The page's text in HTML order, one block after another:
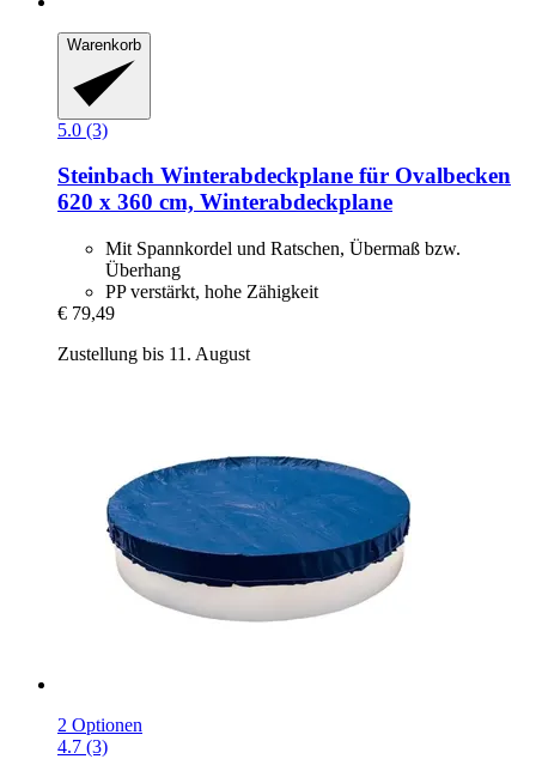
Warenkorb
5.0 (3)
Steinbach Winterabdeckplane für Ovalbecken
620 x 360 cm, Winterabdeckplane
Mit Spannkordel und Ratschen, Übermaß bzw.
Überhang
PP verstärkt, hohe Zähigkeit
€ 79,49
Zustellung bis 11. August
2 Optionen
4.7 (3)